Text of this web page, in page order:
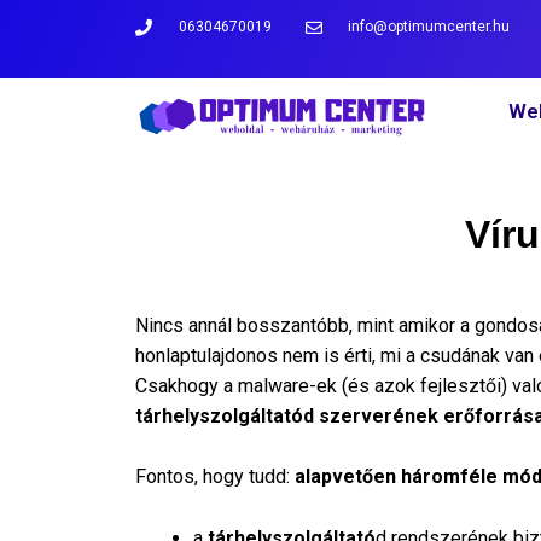
06304670019 info@optimumcenter.hu
Nincs annál bosszantóbb, mint amikor a
honlaptulajdonos nem is érti, mi a csudának
Csakhogy a malware-ek (és azok fejlesztői)
tárhelyszolgáltatód szerverének
Fontos, hogy tudd: alapvetően háromféle